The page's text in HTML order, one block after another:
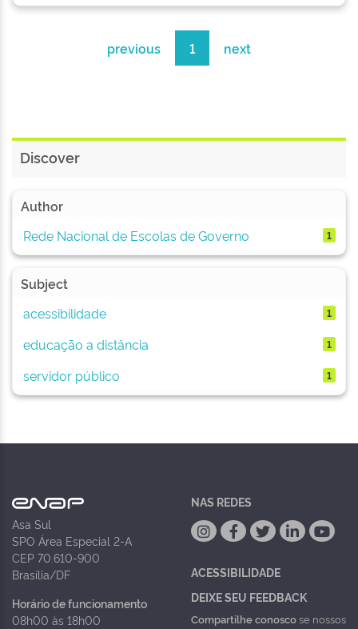
previous 1 next
Discover
Author
Rede Nacional de Escolas de Governo
1
Subject
acessibilidade
1
educação a distância 1
servidor público 1
Asa Sul
SPO Área Especial 2-A
CEP 70.610-900
Brasília/DF
Horário de funcionamento
08h00 às 18h00
NAS REDES
ACESSIBILIDADE
DEIXE SEU FEEDBACK
Compartilhe conoscose nossos